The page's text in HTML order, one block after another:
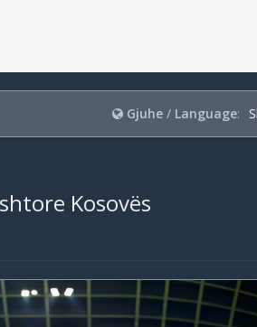
Gjuhe / Language:
Kosovës